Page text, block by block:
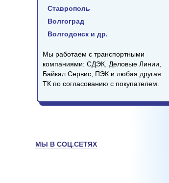
Ставрополь
Волгоград
Волгодонск и др.
Мы работаем с транспортными
компаниями: СДЭК, Деловые Линии,
Байкал Сервис, ПЭК и любая другая
ТК по согласованию с покупателем.
МЫ В СОЦ.СЕТЯХ